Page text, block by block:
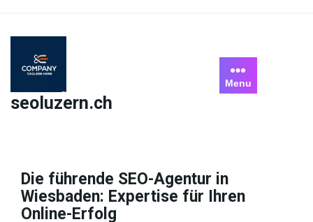
content
seoluzern.ch
Menu
Die führende SEO-Agentur in
Wiesbaden: Expertise für Ihren
Online-Erfolg